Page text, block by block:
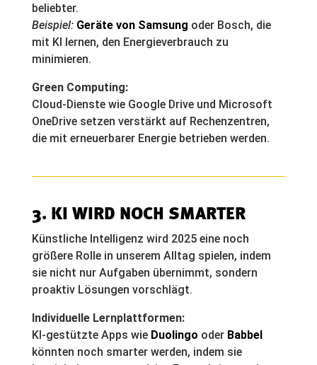
beliebter.
Beispiel: Geräte von Samsung oder Bosch, die
mit KI lernen, den Energieverbrauch zu
minimieren.
Green Computing:
Cloud-Dienste wie Google Drive und Microsoft
OneDrive setzen verstärkt auf Rechenzentren,
die mit erneuerbarer Energie betrieben werden.
3. KI WIRD NOCH SMARTER
Künstliche Intelligenz wird 2025 eine noch
größere Rolle in unserem Alltag spielen, indem
sie nicht nur Aufgaben übernimmt, sondern
proaktiv Lösungen vorschlägt.
Individuelle Lernplattformen:
KI-gestützte Apps wie Duolingo oder Babbel
könnten noch smarter werden, indem sie